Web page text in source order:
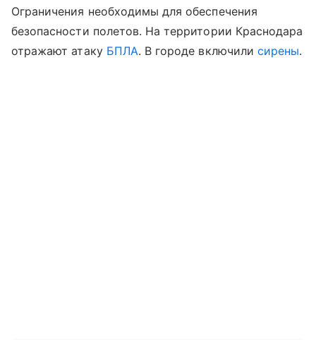
Ограничения необходимы для обеспечения
безопасности полетов. На территории Краснодара
отражают атаку БПЛА. В городе включили сирены.